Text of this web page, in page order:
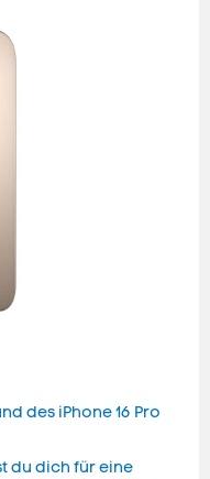
des iPhone 16 Pro
du dich für eine